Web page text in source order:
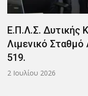
Ε.Π.Λ.Σ. Δυτικής
Λιμενικό Σταθμό
519.
2 Ιουλίου 2026